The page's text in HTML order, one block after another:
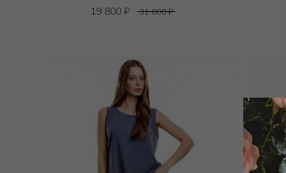
19 800₽ 31 000₽